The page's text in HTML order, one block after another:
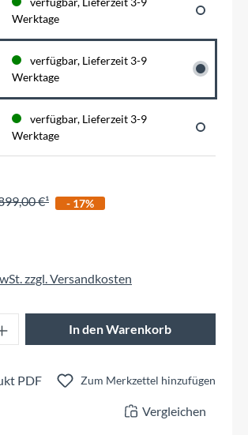
Werktage
verfügbar, Lieferzeit 3-9
Werktage
verfügbar, Lieferzeit 3-9
Werktage
€ - 17%
zzgl. Versandkosten
Gib den gewünschten
In den Warenkorb
PDF Zum Merkzettel hinzufügen
Vergleichen